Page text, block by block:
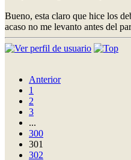
Bueno, esta claro que hice los
acaso no me levanto antes del
Anterior
1
2
3
...
300
301
302